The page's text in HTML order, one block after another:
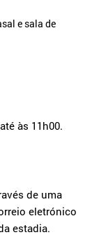
e sala de
às 11h00.
de uma
eletrónico
estadia.